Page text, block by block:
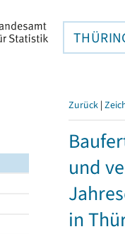
Zurück |
und
in